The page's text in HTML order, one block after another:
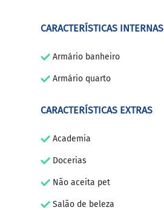
CARACTERÍSTICAS INTERNAS
Armário banheiro
Armário quarto
CARACTERÍSTICAS EXTRAS
Academia
Docerias
Não aceita pet
Salão de beleza